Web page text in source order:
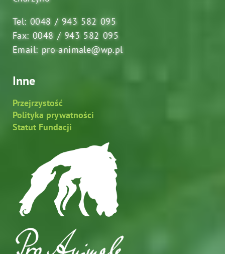
Tel: 0048 / 943 582 095
Fax: 0048 / 943 582 095
Email: pro-animale@wp.pl
Inne
Przejrzystość
Polityka prywatności
Statut Fundacji